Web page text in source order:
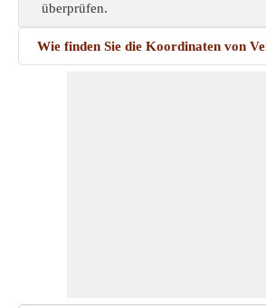
überprüfen.
Wie finden Sie die Koordinaten von